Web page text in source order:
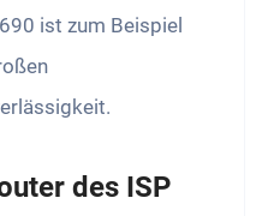
ist zum Beispiel
des ISP